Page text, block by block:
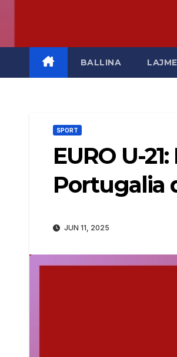
BALLINA LAJME
SPORT
EURO U-
Portugalia
JUN 11, 2025